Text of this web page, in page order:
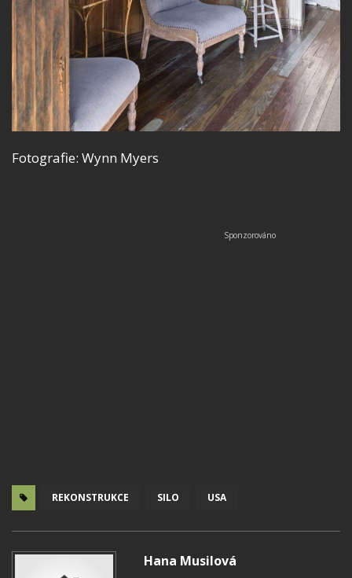
Fotografie: Wynn Myers
REKONSTRUKCE SILO USA
Hana Musilová